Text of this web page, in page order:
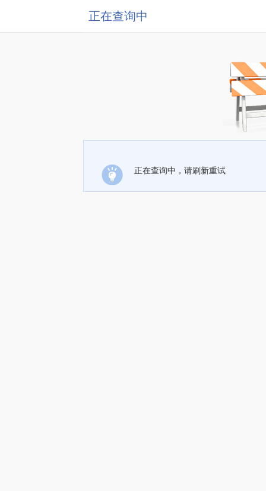
正在查询中
正在查询中，请刷新重试